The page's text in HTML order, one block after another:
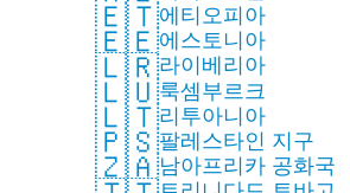
🇪🇹에티오피아
🇪🇪에스토니아
🇱🇷라이베리아
🇱🇺룩셈부르크
🇱🇹리투아니아
🇵🇸팔레스타인 지구
🇿🇦남아프리카 공화국